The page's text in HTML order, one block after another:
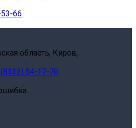
66
область, Киров,
54-17-70